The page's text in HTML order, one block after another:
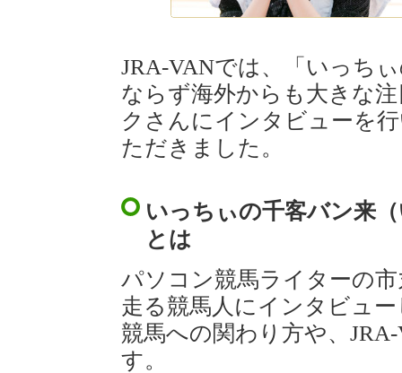
JRA-VANでは、「いっち
ならず海外からも大きな
クさんにインタビューを
ただきました。
いっちぃの千客バン来
とは
パソコン競馬ライターの
走る競馬人にインタビュ
競馬への関わり方や、
す。